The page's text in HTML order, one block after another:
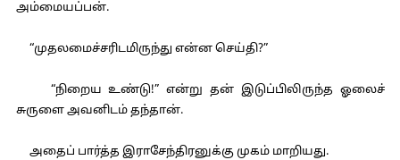
அம்மையப்பன்.
“முதலமைச்சரிடமிருந்து என்ன செய்தி?”
“நிறைய உண்டு!” என்று தன் இடுப்பிலிருந்த ஓலைச்
சுருளை அவனிடம் தந்தான்.
அதைப் பார்த்த இராசேந்திரனுக்கு முகம் மாறியது.